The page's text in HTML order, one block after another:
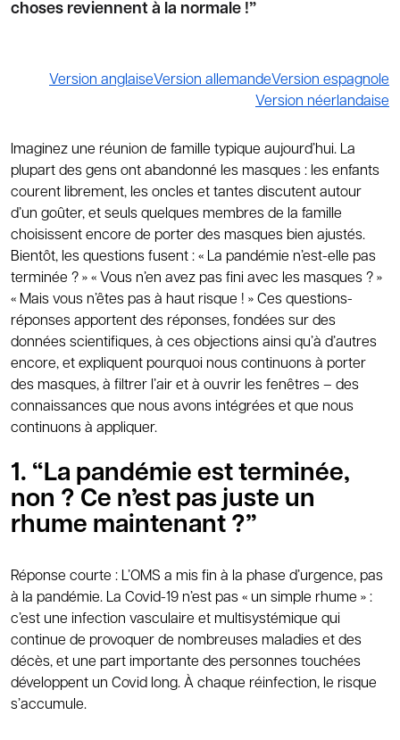
choses reviennent à la normale !”
Version anglaiseVersion allemandeVersion espagnole
Version néerlandaise
Imaginez une réunion de famille typique aujourd’hui. La
plupart des gens ont abandonné les masques : les enfants
courent librement, les oncles et tantes discutent autour
d’un goûter, et seuls quelques membres de la famille
choisissent encore de porter des masques bien ajustés.
Bientôt, les questions fusent : « La pandémie n’est-elle pas
terminée ? » « Vous n’en avez pas fini avec les masques ? »
« Mais vous n’êtes pas à haut risque ! » Ces questions-
réponses apportent des réponses, fondées sur des
données scientifiques, à ces objections ainsi qu’à d’autres
encore, et expliquent pourquoi nous continuons à porter
des masques, à filtrer l’air et à ouvrir les fenêtres – des
connaissances que nous avons intégrées et que nous
continuons à appliquer.
1. “La pandémie est terminée,
non ? Ce n’est pas juste un
rhume maintenant ?”
Réponse courte : L’OMS a mis fin à la phase d’urgence, pas
à la pandémie. La Covid-19 n’est pas « un simple rhume » :
c’est une infection vasculaire et multisystémique qui
continue de provoquer de nombreuses maladies et des
décès, et une part importante des personnes touchées
développent un Covid long. À chaque réinfection, le risque
s’accumule.